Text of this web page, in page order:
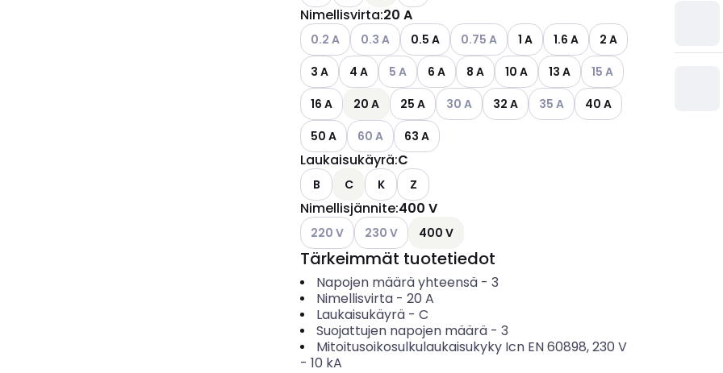
Nimellisvirta:20 A
Katso käytettävissä olevat vaihtoehdot
0.2 A Katso käytettävissä olevat vaihtoehdot
0.3 A 0.5 A Katso käytettävissä olevat vaihtoehdot
0.75 A 1 A 1.6 A
2 A
3 A
4 A Katso käytettävissä olevat vaihtoehdot
5 A 6 A 8 A 10 A 13 A Katso käytettävissä
15 A
16 A
20 A 25 A Katso käytettävissä olevat vaihtoehdot
30 A 32 A Katso käytettävissä olevat
35 A
40 A
50 A
Katso käytettävissä olevat vaihtoehdot
60 A 63 A
Laukaisukäyrä:C
B C K Z
Nimellisjännite:400 V
Katso käytettävissä olevat vaihtoehdot
220 V Katso käytettävissä olevat vaihtoehdot
230 V 400 V
Tärkeimmät tuotetiedot
Napojen määrä yhteensä- 3
Nimellisvirta- 20 A
Laukaisukäyrä- C
Suojattujen napojen määrä- 3
Mitoitusoikosulkulaukaisukyky Icn EN 60898, 230 V
- 10 kA